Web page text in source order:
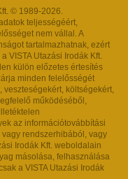
© 1989-2026.
teljességéért,
nem vállal. A
tartalmazhatnak, ezért
VISTA Utazási Irodák Kft.
külön előzetes értesítés
minden felelősségét
költségekért,
működéséből,
az információtovábbítási
rendszerhibából, vagy
Irodák Kft. weboldalain
másolása, felhasználása
a VISTA Utazási Irodák